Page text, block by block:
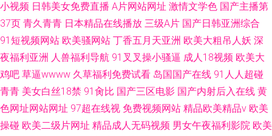
小视频 日韩美女免费直播 A片网站网址 激情文学色 国产主播第
37页 青久青青 日本精品在线播放 三级A片 国产日韩亚洲综合
91短视频网站 欧美骚网站 丁香五月天亚洲 欧美大粗吊人妖 深
夜福利亚洲 人兽福利导航 91叉叉操小骚逼 成人18视频 欧美大
鸡吧 草逼wwww 久草福利免费试看 岛国国产在线 91人人超碰
青青 美女白丝18禁 91肏比 国产三区电影 国产内射后入在线 黄
色网址网站网址 97超在线视 免费视频网站 精品欧美精品v 欧美
操碰 欧美二级片网址 精品成人无码视频 男女午夜福利影院 欧美